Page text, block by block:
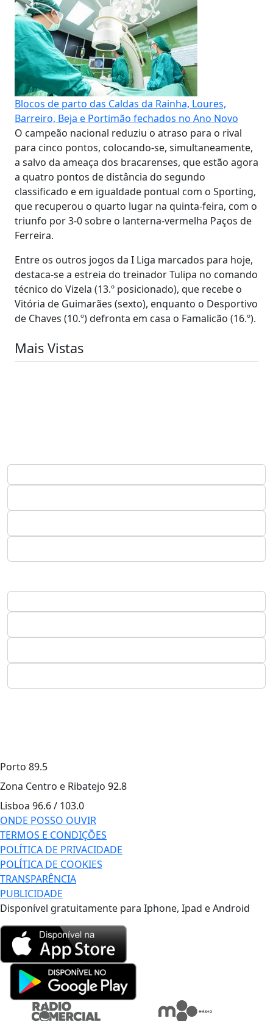
Blocos de parto das Caldas da Rainha, Loures,
Barreiro, Beja e Portimão fechados no Ano Novo
O campeão nacional reduziu o atraso para o rival
para cinco pontos, colocando-se, simultaneamente,
a salvo da ameaça dos bracarenses, que estão agora
a quatro pontos de distância do segundo
classificado e em igualdade pontual com o Sporting,
que recuperou o quarto lugar na quinta-feira, com o
triunfo por 3-0 sobre o lanterna-vermelha Paços de
Ferreira.
Entre os outros jogos da I Liga marcados para hoje,
destaca-se a estreia do treinador Tulipa no comando
técnico do Vizela (13.º posicionado), que recebe o
Vitória de Guimarães (sexto), enquanto o Desportivo
de Chaves (10.º) defronta em casa o Famalicão (16.º).
Mais Vistas
Porto 89.5
Zona Centro e Ribatejo 92.8
Lisboa 96.6 / 103.0
ONDE POSSO OUVIR
TERMOS E CONDIÇÕES
POLÍTICA DE PRIVACIDADE
POLÍTICA DE COOKIES
TRANSPARÊNCIA
PUBLICIDADE
Disponível gratuitamente para Iphone, Ipad e Android